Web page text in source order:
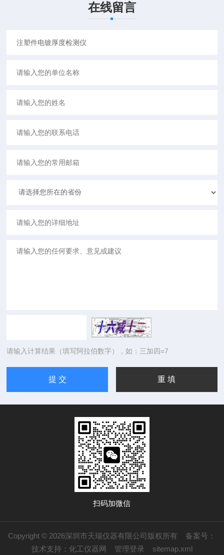
在线留言
请输入计算结果（填写阿拉伯数字），如：三加四=7
扫码加微信
Copyright © 2026深圳市天瑞仪器有限公司版权所有 备案号：
技术支持： 化工仪器网 管理登录 sitemap.xml